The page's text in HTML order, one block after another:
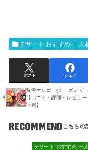
デザート おすすめ 一人
ポスト シェア
贅沢マンゴー(チーズデザ
【口コミ・評価・レビュー
評判】
RECOMMEND
デザート おすすめ 一